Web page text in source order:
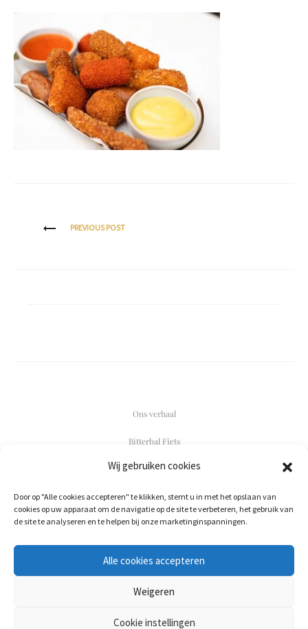
Wij gebruiken cookies
Door op "Alle cookies accepteren" te klikken, stemt u in met het opslaan van
cookies op uw apparaat om de navigatie op de site te verbeteren, het gebruik van
de site te analyseren en te helpen bij onze marketinginspanningen.
Alle cookies accepteren
Weigeren
Cookie instellingen
PREVIOUS POST
Ons verhaal
Bitterbal Fiets
Contact
F
c
b
o
o
k
I
s
a
r
a
020-244 0190
post@bitterbalbezorgen.nl
KvK. 91281385